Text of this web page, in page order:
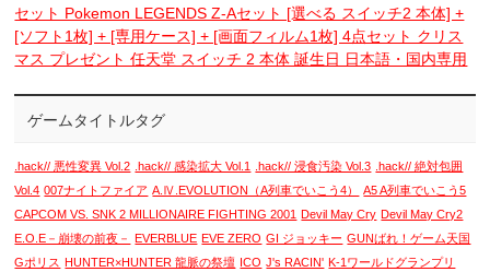
セット Pokemon LEGENDS Z-Aセット [選べる スイッチ2 本体] +
[ソフト1枚] + [専用ケース] + [画面フィルム1枚] 4点セット クリス
マス プレゼント 任天堂 スイッチ 2 本体 誕生日 日本語・国内専用
ゲームタイトルタグ
.hack// 悪性変異 Vol.2 .hack// 感染拡大 Vol.1 .hack// 浸食汚染 Vol.3 .hack// 絶対包囲
Vol.4 007ナイトファイア A.Ⅳ.EVOLUTION（A列車でいこう4）
A5 A列車でいこう5
CAPCOM VS. SNK 2 MILLIONAIRE FIGHTING 2001 Devil May Cry Devil May Cry2
E.O.E－崩壊の前夜－
EVERBLUE EVE ZERO GI ジョッキー GUNばれ！ゲーム天国
Gポリス HUNTER×HUNTER 龍脈の祭壇 ICO J's RACIN' K-1ワールドグランプリ